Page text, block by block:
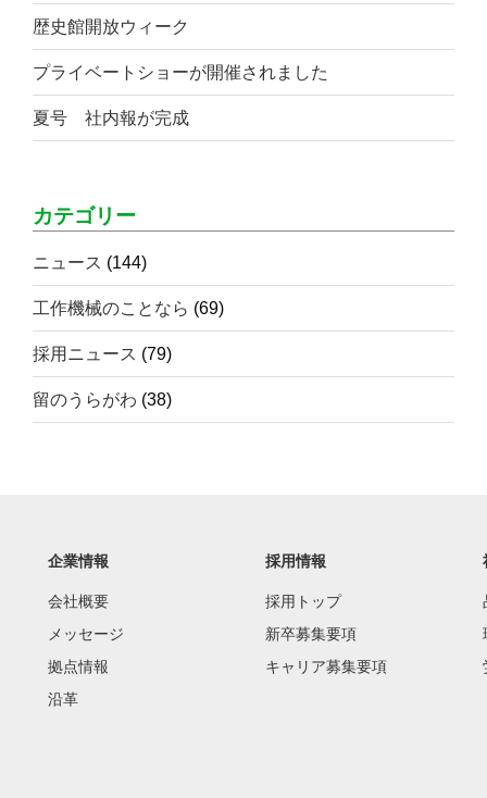
歴史館開放ウィーク
プライベートショーが開催されました
夏号 社内報が完成
カテゴリー
ニュース (144)
工作機械のことなら (69)
採用ニュース (79)
留のうらがわ (38)
企業情報
会社概要
メッセージ
拠点情報
沿革
採用情報
採用トップ
新卒募集要項
キャリア募集要項